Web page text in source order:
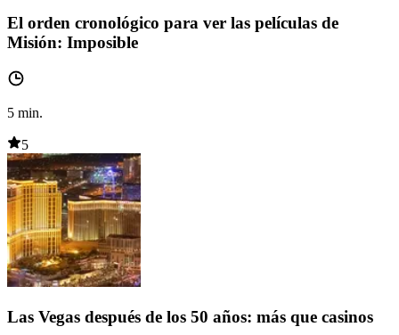
El orden cronológico para ver las películas de
Misión: Imposible
5 min.
5
Las Vegas después de los 50 años: más que casinos